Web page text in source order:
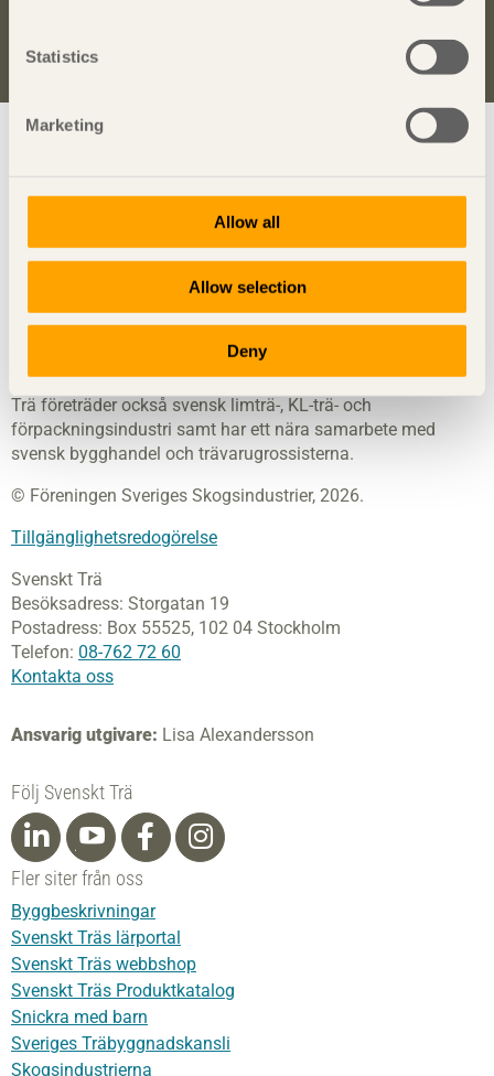
Statistics
Marketing
Allow all
Allow selection
Deny
Svenskt Träsprider kunskap om trä, träprodukter och
träbyggande för att främja ett hållbart samhälle och en
livskraftig sågverksnäring. Det gör vi genom att inspirera,
utbilda och driva teknisk utveckling.
Svenskt Trä representerar svensk sågverksindustri och är en
del av branschorganisationen Skogsindustrierna. Svenskt
Trä företräder också svensk limträ-, KL-trä- och
förpackningsindustri samt har ett nära samarbete med
svensk bygghandel och trävarugrossisterna.
© Föreningen Sveriges Skogsindustrier, 2026.
Tillgänglighetsredogörelse
Svenskt Trä
Besöksadress: Storgatan 19
Postadress: Box 55525, 102 04 Stockholm
Telefon: 08-762 72 60
Kontakta oss
Ansvarig utgivare: Lisa Alexandersson
Följ Svenskt Trä
Fler siter från oss
Byggbeskrivningar
Svenskt Träs lärportal
Svenskt Träs webbshop
Svenskt Träs Produktkatalog
Snickra med barn
Sveriges Träbyggnadskansli
Skogsindustrierna